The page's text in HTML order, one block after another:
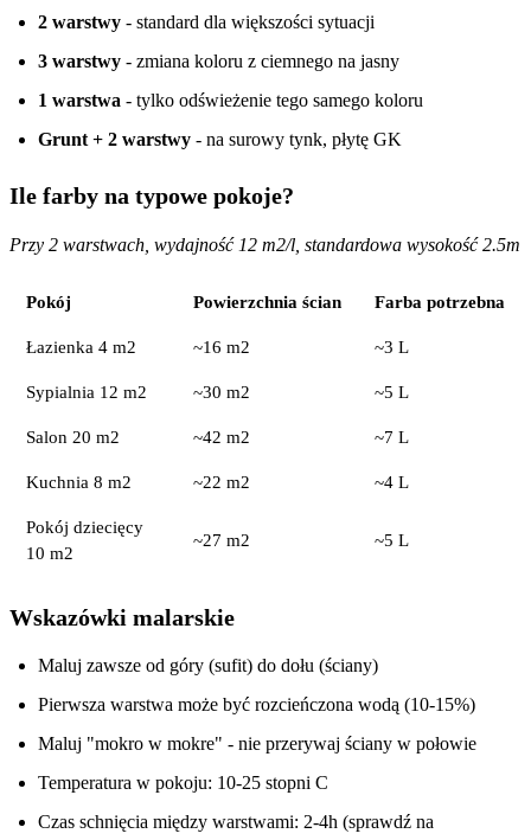
2 warstwy - standard dla większości sytuacji
3 warstwy - zmiana koloru z ciemnego na jasny
1 warstwa - tylko odświeżenie tego samego koloru
Grunt + 2 warstwy - na surowy tynk, płytę GK
Ile farby na typowe pokoje?
Przy 2 warstwach, wydajność 12 m2/l, standardowa wysokość 2.5m
Pokój Powierzchnia ścian Farba potrzebna
Łazienka 4 m2 ~16 m2 ~3 L
Sypialnia 12 m2 ~30 m2 ~5 L
Salon 20 m2 ~42 m2 ~7 L
Kuchnia 8 m2 ~22 m2 ~4 L
Pokój dziecięcy
10 m2
~27 m2 ~5 L
Wskazówki malarskie
Maluj zawsze od góry (sufit) do dołu (ściany)
Pierwsza warstwa może być rozcieńczona wodą (10-15%)
Maluj "mokro w mokre" - nie przerywaj ściany w połowie
Temperatura w pokoju: 10-25 stopni C
Czas schnięcia między warstwami: 2-4h (sprawdź na